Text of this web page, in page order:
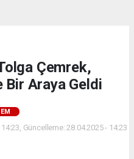
Çemrek,
Bir Araya Geldi
Güncelleme: 28.04.2025 - 14:23